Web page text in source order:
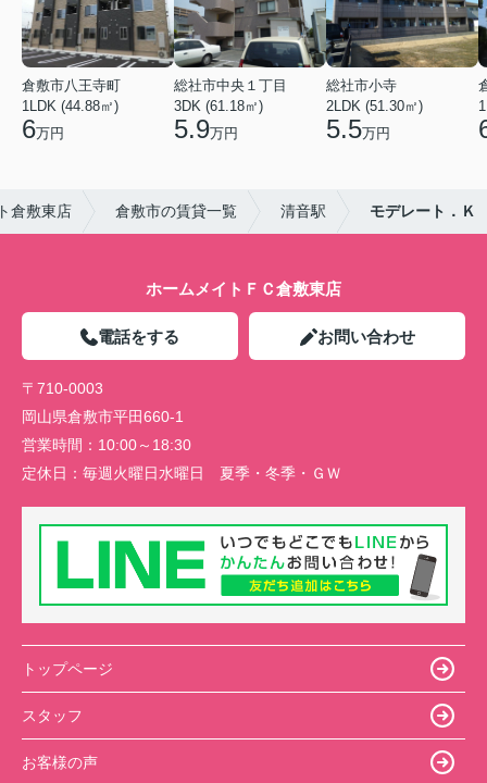
倉敷市八王寺町
1LDK (44.88㎡)
6万円
総社市中央１丁目
3DK (61.18㎡)
5.9万円
総社市小寺
2LDK (51.30㎡)
5.5万円
倉敷東店 倉敷市の賃貸一覧 清音駅 モデレート．Ｋ
ホームメイトＦＣ倉敷東店
電話をする お問い合わせ
〒710-0003
岡山県倉敷市平田660-1
営業時間： 10:00～18:30
定休日： 毎週火曜日水曜日 夏季・冬季・ＧＷ
トップページ
スタッフ
お客様の声